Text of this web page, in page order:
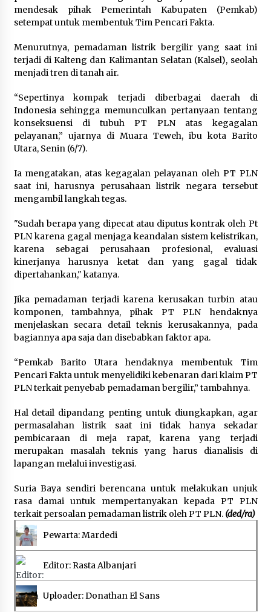
mendesak pihak Pemerintah Kabupaten (Pemkab)
setempat untuk membentuk Tim Pencari Fakta.
Menurutnya, pemadaman listrik bergilir yang saat ini
terjadi di Kalteng dan Kalimantan Selatan (Kalsel), seolah
menjadi tren di tanah air.
“Sepertinya kompak terjadi diberbagai daerah di
Indonesia sehingga memunculkan pertanyaan tentang
konseksuensi di tubuh PT PLN atas kegagalan
pelayanan,” ujarnya di Muara Teweh, ibu kota Barito
Utara, Senin (6/7).
Ia mengatakan, atas kegagalan pelayanan oleh PT PLN
saat ini, harusnya perusahaan listrik negara tersebut
mengambil langkah tegas.
"Sudah berapa yang dipecat atau diputus kontrak oleh Pt
PLN karena gagal menjaga keandalan sistem kelistrikan,
karena sebagai perusahaan profesional, evaluasi
kinerjanya harusnya ketat dan yang gagal tidak
dipertahankan," katanya.
Jika pemadaman terjadi karena kerusakan turbin atau
komponen, tambahnya, pihak PT PLN hendaknya
menjelaskan secara detail teknis kerusakannya, pada
bagiannya apa saja dan disebabkan faktor apa.
“Pemkab Barito Utara hendaknya membentuk Tim
Pencari Fakta untuk menyelidiki kebenaran dari klaim PT
PLN terkait penyebab pemadaman bergilir,” tambahnya.
Hal detail dipandang penting untuk diungkapkan, agar
permasalahan listrik saat ini tidak hanya sekadar
pembicaraan di meja rapat, karena yang terjadi
merupakan masalah teknis yang harus dianalisis di
lapangan melalui investigasi.
Suria Baya sendiri berencana untuk melakukan unjuk
rasa damai untuk mempertanyakan kepada PT PLN
terkait persoalan pemadaman listrik oleh PT PLN. (ded/ra)
Pewarta: Mardedi
Editor: Rasta Albanjari
Uploader: Donathan El Sans